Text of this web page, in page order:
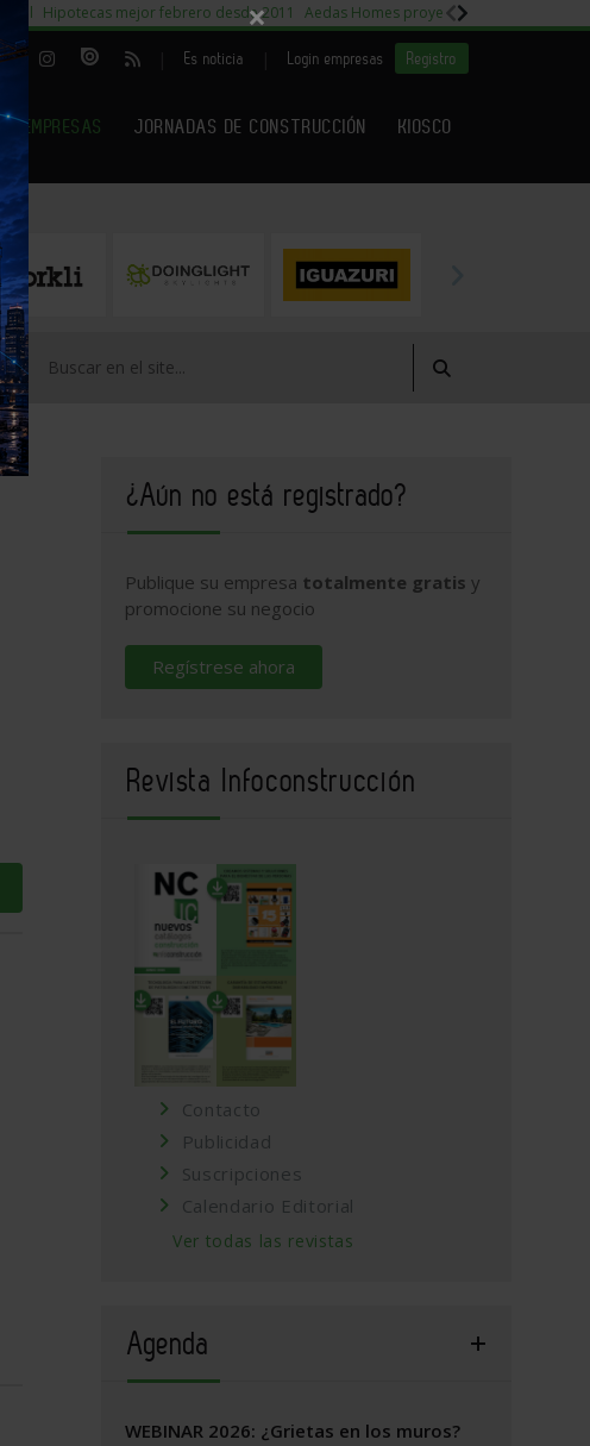
Hipotecas mejor febrero desde 2011 Aedas Homes proyecto Fiora
Es noticia Login empresas Registro
EMPRESAS JORNADAS DE CONSTRUCCIÓN KIOSCO
¿Aún no está registrado?
Publique su empresa totalmente gratis y
promocione su negocio
Regístrese ahora
Revista Infoconstrucción
Contacto
Publicidad
Suscripciones
Calendario Editorial
Ver todas las revistas
Agenda
WEBINAR 2026: ¿Grietas en los muros?
×